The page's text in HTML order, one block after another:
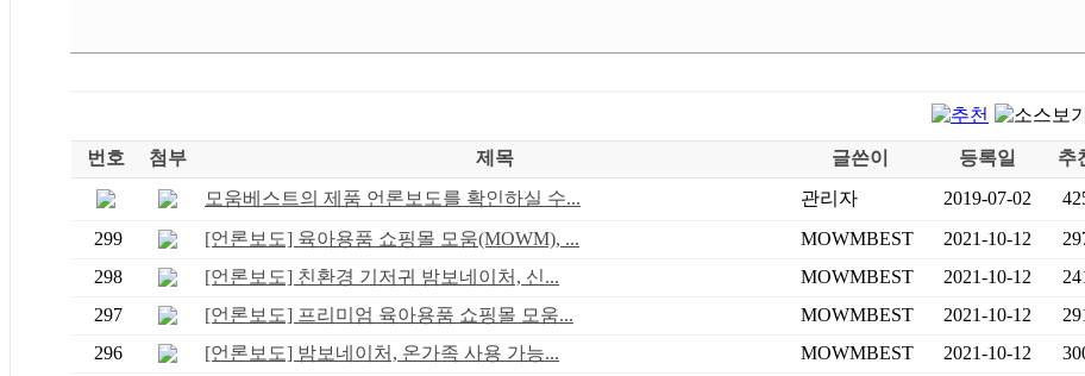
번호 첨부 제목 글쓴이 등록일 추
모움베스트의 제품 언론보도를 확인하실 수...
관리자 2019-07-02
299
[언론보도] 육아용품 쇼핑몰 모움(MOWM), ... MOWMBEST 2021-10-12
298
[언론보도] 친환경 기저귀 밤보네이처, 신... MOWMBEST 2021-10-12
297
[언론보도] 프리미엄 육아용품 쇼핑몰 모움... MOWMBEST 2021-10-12
296
[언론보도] 밤보네이처, 온가족 사용 가능... MOWMBEST 2021-10-12